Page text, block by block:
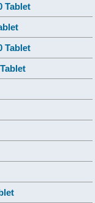
Tablet
Tablet